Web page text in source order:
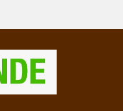
culturel Soldat